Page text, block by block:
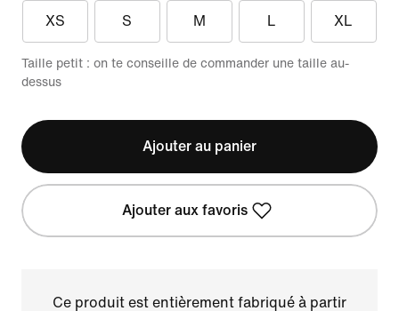
XS S M L XL
Taille petit : on te conseille de commander une taille au-
dessus
Ajouter au panier
Ajouter aux favoris
Ce produit est entièrement fabriqué à partir